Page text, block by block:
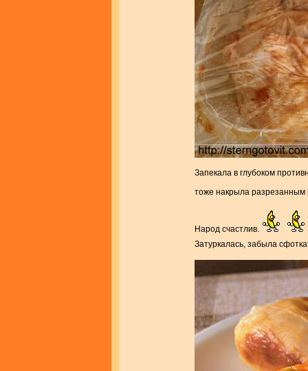
Запекала в глубоком
тоже накрыла разрезанным
Народ счастлив.
Затуркалась, забыла